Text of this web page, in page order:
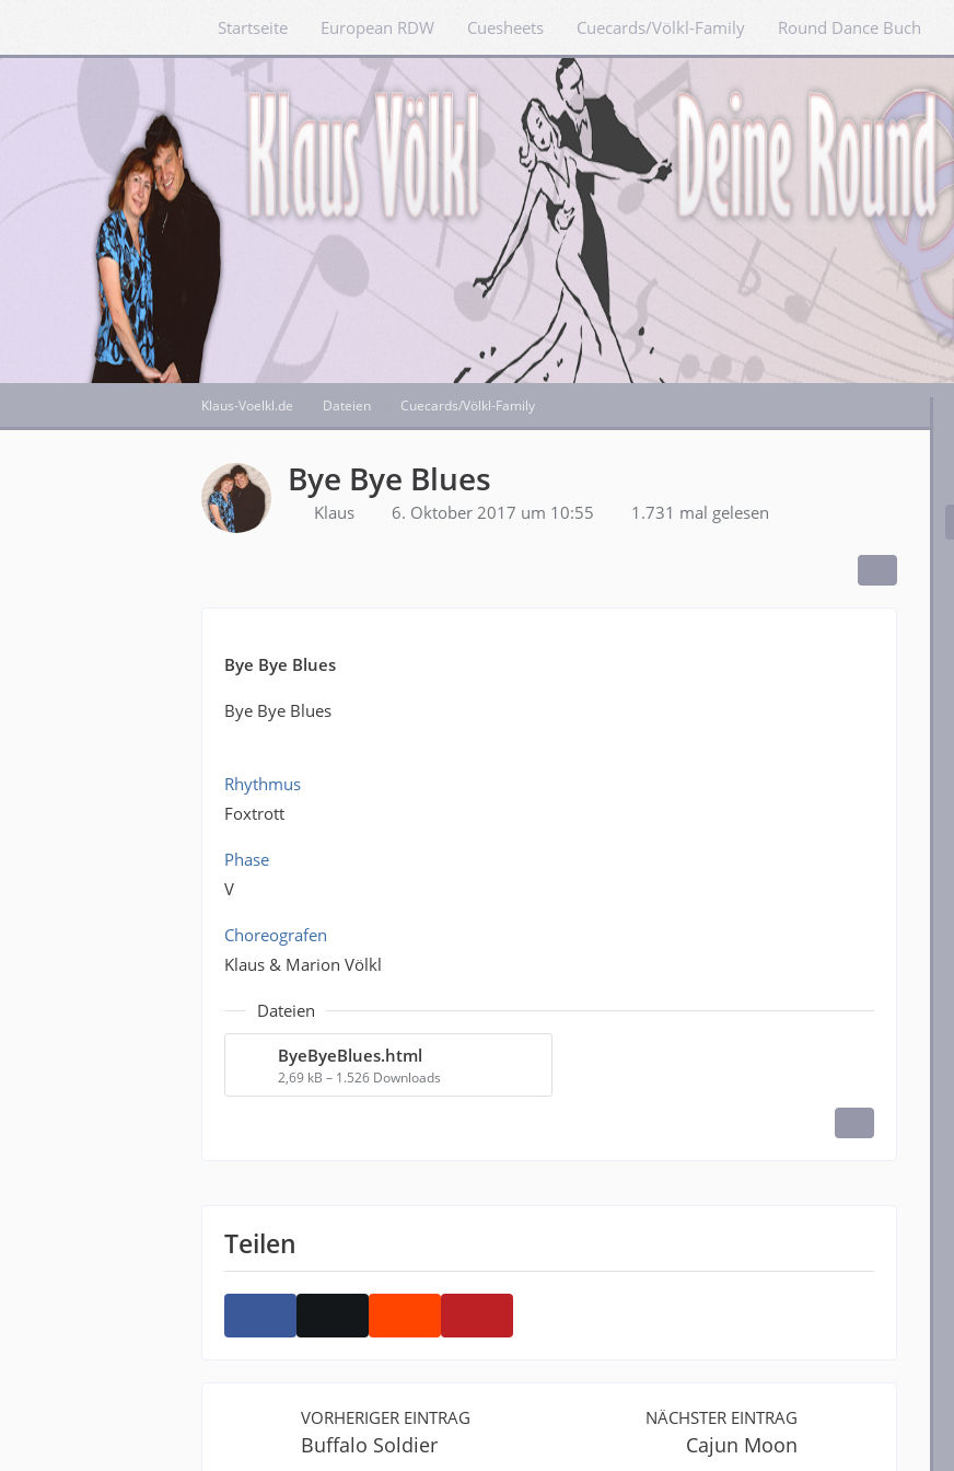
Startseite European RDW Cuesheets Cuecards/Völkl-Family Round Dance Buch
Klaus-Voelkl.de Dateien Cuecards/Völkl-Family
Bye Bye Blues
Klaus 6. Oktober 2017 um 10:55 1.731 mal gelesen
Bye Bye Blues
Bye Bye Blues
Rhythmus
Foxtrott
Phase
V
Choreografen
Klaus & Marion Völkl
Dateien
ByeByeBlues.html
2,69 kB – 1.526 Downloads
Teilen
VORHERIGER EINTRAG
Buffalo Soldier
NÄCHSTER EINTRAG
Cajun Moon